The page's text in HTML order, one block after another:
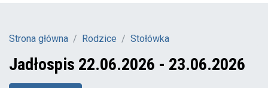
Strona główna Rodzice Stołówka
Jadłospis 22.06.2026 - 23.06.2026